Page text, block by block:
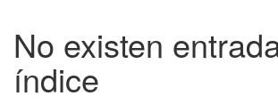
No existen
índice